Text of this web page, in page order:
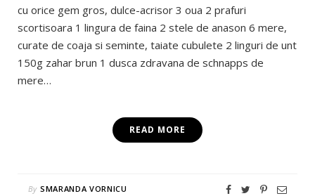
cu orice gem gros, dulce-acrisor 3 oua 2 prafuri
scortisoara 1 lingura de faina 2 stele de anason 6 mere,
curate de coaja si seminte, taiate cubulete 2 linguri de unt
150g zahar brun 1 dusca zdravana de schnapps de
mere…
READ MORE
By SMARANDA VORNICU